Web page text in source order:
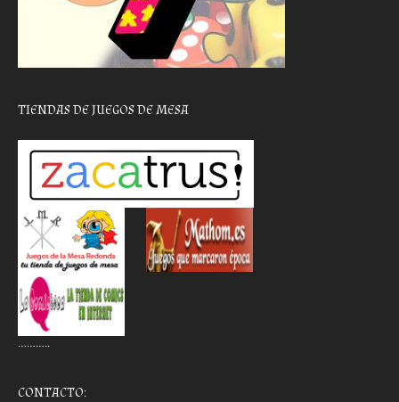
TIENDAS DE JUEGOS DE MESA
………..
CONTACTO: